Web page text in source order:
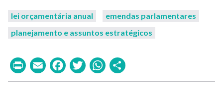
lei orçamentária anual
emendas parlamentares
planejamento e assuntos estratégicos
PrintEmailFacebook
TwitterWhatsApp